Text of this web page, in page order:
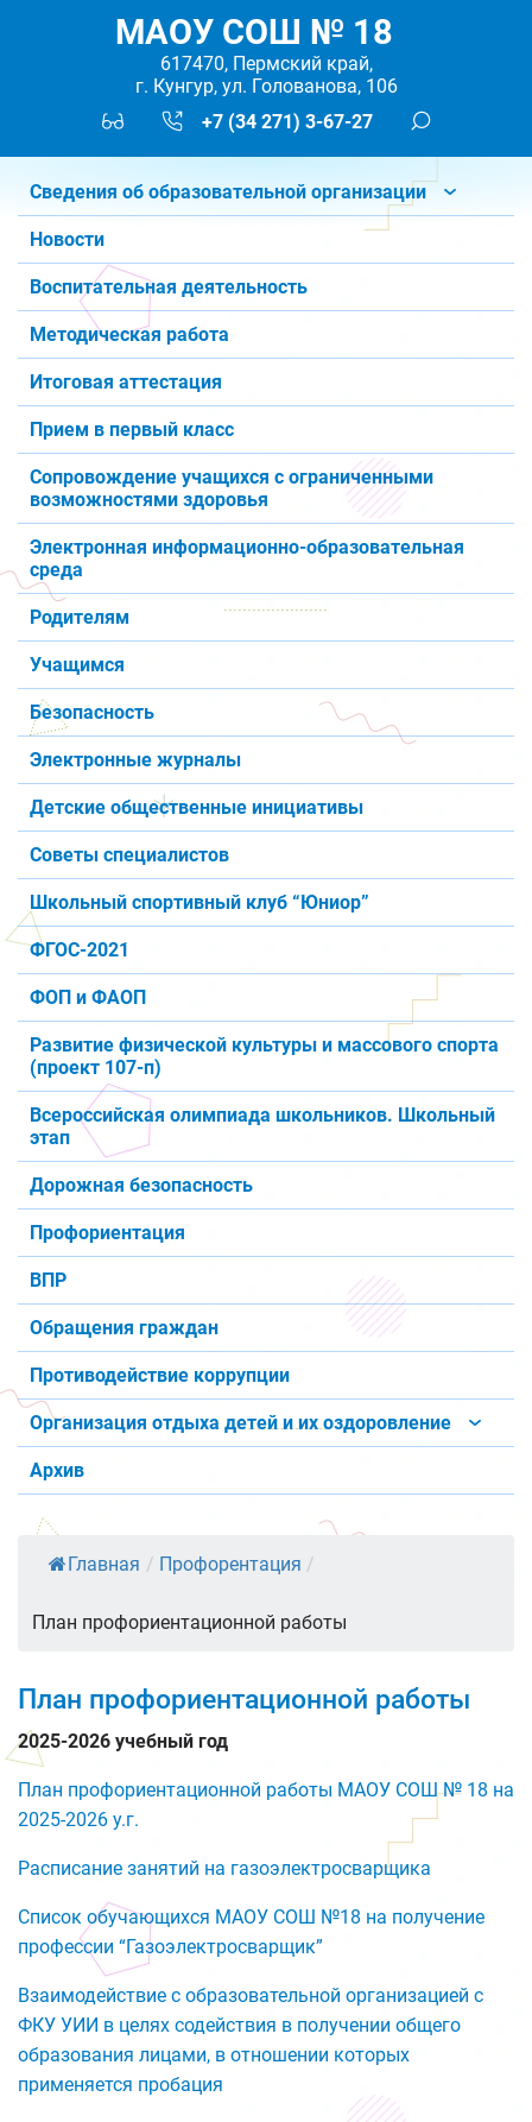
МАОУ СОШ № 18
617470, Пермский край,
г. Кунгур, ул. Голованова, 106
+7 (34 271) 3-67-27
Сведения об образовательной организации
Новости
Воспитательная деятельность
Методическая работа
Итоговая аттестация
Прием в первый класс
Сопровождение учащихся с ограниченными
возможностями здоровья
Электронная информационно-образовательная
среда
Родителям
Учащимся
Безопасность
Электронные журналы
Детские общественные инициативы
Советы специалистов
Школьный спортивный клуб “Юниор”
ФГОС-2021
ФОП и ФАОП
Развитие физической культуры и массового спорта
(проект 107-п)
Всероссийская олимпиада школьников. Школьный
этап
Дорожная безопасность
Профориентация
ВПР
Обращения граждан
Противодействие коррупции
Организация отдыха детей и их оздоровление
Архив
Главная / Профорентация /
План профориентационной работы
План профориентационной работы
2025-2026 учебный год
План профориентационной работы МАОУ СОШ № 18 на
2025-2026 у.г.
Расписание занятий на газоэлектросварщика
Список обучающихся МАОУ СОШ №18 на получение
профессии “Газоэлектросварщик”
Взаимодействие с образовательной организацией с
ФКУ УИИ в целях содействия в получении общего
образования лицами, в отношении которых
применяется пробация